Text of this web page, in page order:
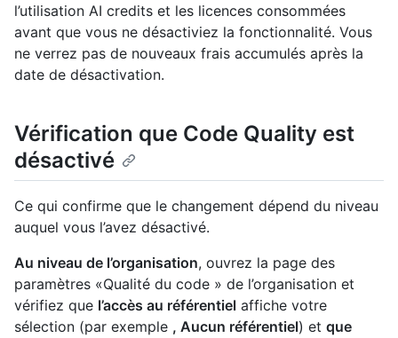
l’utilisation AI credits et les licences consommées
avant que vous ne désactiviez la fonctionnalité. Vous
ne verrez pas de nouveaux frais accumulés après la
date de désactivation.
Vérification que Code Quality est
désactivé
Ce qui confirme que le changement dépend du niveau
auquel vous l’avez désactivé.
Au niveau de l’organisation, ouvrez la page des
paramètres «Qualité du code » de l’organisation et
vérifiez que l’accès au référentiel affiche votre
sélection (par exemple , Aucun référentiel) et que